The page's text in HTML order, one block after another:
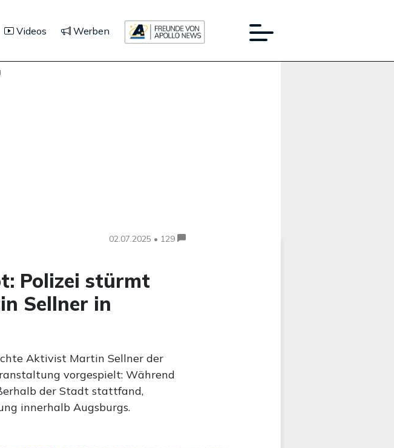
Videos Werben
02.07.2025 • 129
Polizei stürmt
Sellner in
Aktivist Martin Sellner der
vorgespielt: Während
der Stadt stattfand,
innerhalb Augsburgs.